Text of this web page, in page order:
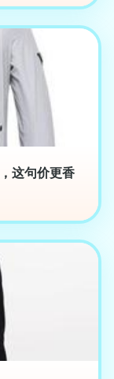
这句价更香